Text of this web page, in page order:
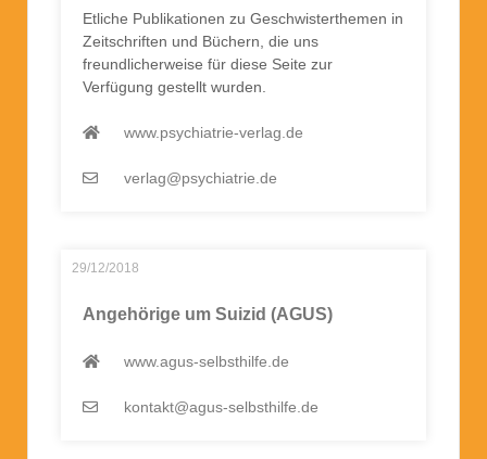
Etliche Publikationen zu Geschwisterthemen in
Zeitschriften und Büchern, die uns
freundlicherweise für diese Seite zur
Verfügung gestellt wurden.
www.psychiatrie-verlag.de
verlag@psychiatrie.de
29/12/2018
Angehörige um Suizid (AGUS)
www.agus-selbsthilfe.de
kontakt@agus-selbsthilfe.de